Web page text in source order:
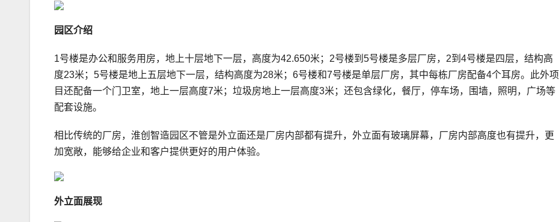
园区介绍
1号楼是办公和服务用房，地上十层地下一层，高度为42.650米；2号楼到5号楼是多层厂房，2到4号楼是四层，结构高
度23米；5号楼是地上五层地下一层，结构高度为28米；6号楼和7号楼是单层厂房，其中每栋厂房配备4个耳房。此外项
目还配备一个门卫室，地上一层高度7米；垃圾房地上一层高度3米；还包含绿化，餐厅，停车场，围墙，照明，广场等
配套设施。
相比传统的厂房，淮创智造园区不管是外立面还是厂房内部都有提升，外立面有玻璃屏幕，厂房内部高度也有提升，更
加宽敞，能够给企业和客户提供更好的用户体验。
外立面展现